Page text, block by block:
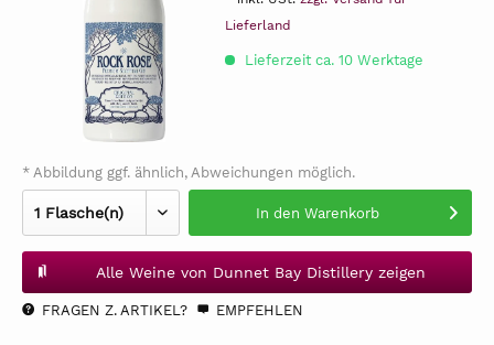
Lieferland
Lieferzeit ca. 10 Werktage
* Abbildung ggf. ähnlich, Abweichungen möglich.
In den Warenkorb
Alle Weine von Dunnet Bay Distillery zeigen
FRAGEN Z. ARTIKEL? EMPFEHLEN